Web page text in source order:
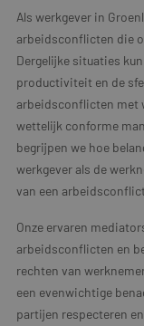
Als werkgever in
arbeidsconflicten die
Dergelijke situaties
productiviteit en de
arbeidsconflicten met
wettelijk conforme
begrijpen we hoe
werkgever als de
van een
Onze ervaren
arbeidsconflicten en
rechten van
een evenwichtige
partijen respecteren